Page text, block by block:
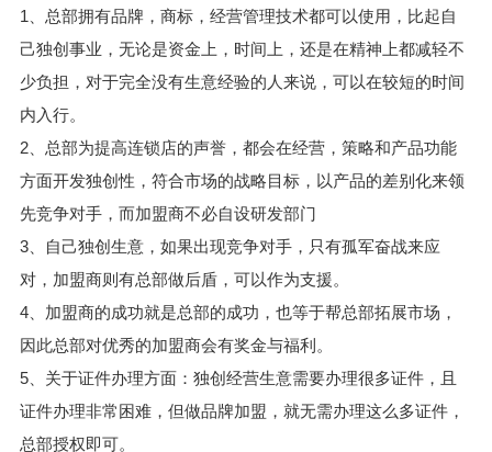
1、总部拥有品牌，商标，经营管理技术都可以使用，比起自
己独创事业，无论是资金上，时间上，还是在精神上都减轻不
少负担，对于完全没有生意经验的人来说，可以在较短的时间
内入行。
2、总部为提高连锁店的声誉，都会在经营，策略和产品功能
方面开发独创性，符合市场的战略目标，以产品的差别化来领
先竞争对手，而加盟商不必自设研发部门
3、自己独创生意，如果出现竞争对手，只有孤军奋战来应
对，加盟商则有总部做后盾，可以作为支援。
4、加盟商的成功就是总部的成功，也等于帮总部拓展市场，
因此总部对优秀的加盟商会有奖金与福利。
5、关于证件办理方面：独创经营生意需要办理很多证件，且
证件办理非常困难，但做品牌加盟，就无需办理这么多证件，
总部授权即可。